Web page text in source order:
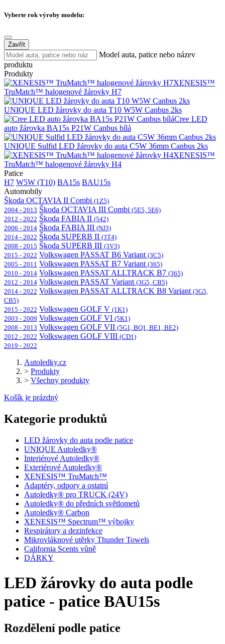
Vyberte rok výroby modelu:
Zavřít
Model auta, patice nebo název
produktu
Produkty
XENESIS™
TruMatch™ halogenové žárovky H7
UNIQUE LED žárovky do auta T10 W5W Canbus 2ks
Cree LED
auto žárovka BA15s P21W Canbus bílá
UNIQUE Sulfid LED žárovky do auta C5W 36mm Canbus 2ks
XENESIS™
TruMatch™ halogenové žárovky H4
Patice
H7 W5W (T10) BA15s BAU15s
Automobily
Škoda OCTAVIA II Combi (1Z5)
2004 - 2013 Škoda OCTAVIA III Combi (5E5, 5E6)
2012 - 2022 Škoda FABIA II (542)
2006 - 2014 Škoda FABIA III (NJ3)
2014 - 2022 Škoda SUPERB II (3T4)
2008 - 2015 Škoda SUPERB III (3V3)
2015 - 2022 Volkswagen PASSAT B6 Variant (3C5)
2005 - 2011 Volkswagen PASSAT B7 Variant (365)
2010 - 2014 Volkswagen PASSAT ALLTRACK B7 (365)
2012 - 2014 Volkswagen PASSAT Variant (3G5, CB5)
2014 - 2022 Volkswagen PASSAT ALLTRACK B8 Variant (3G5,
CB5)
2015 - 2022 Volkswagen GOLF V (1K1)
2003 - 2009 Volkswagen GOLF VI (5K1)
2008 - 2013 Volkswagen GOLF VII (5G1, BQ1, BE1, BE2)
2012 - 2022 Volkswagen GOLF VIII (CD1)
2019 - 2022
Autoledky.cz
> Produkty
> Všechny produkty
Košík je prázdný
Kategorie produktů
LED žárovky do auta podle patice
UNIQUE Autoledky®
Interiérové Autoledky®
Exteriérové Autoledky®
XENESIS™ TruMatch™
Adaptéry, odpory a ostatní
Autoledky® pro TRUCK (24V)
Autoledky® do předních světlometů
Autoledky® Carbon
XENESIS™ Spectrum™ výbojky
Respirátory a dezinfekce
Mikrovláknové utěrky Thunder Towels
California Scents vůně
DÁRKY
LED žárovky do auta podle
patice - patice BAU15s
Rozdělení podle patice